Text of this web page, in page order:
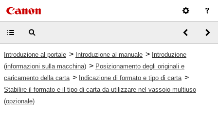
Introduzione al portale > Introduzione al manuale > Introduzione
(informazioni sulla macchina) > Posizionamento degli originali e
caricamento della carta > Indicazione di formato e tipo di carta >
Stabilire il formato e il tipo di carta da utilizzare nel vassoio multiuso
(opzionale)